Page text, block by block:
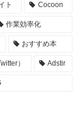
ト Cocoon
作業効率化
おすすめ本
） Adstir